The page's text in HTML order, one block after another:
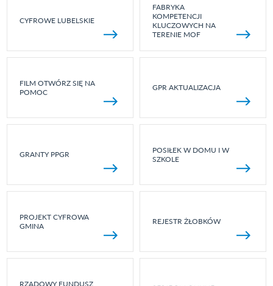
CYFROWE LUBELSKIE
FABRYKA
KOMPETENCJI
KLUCZOWYCH NA
TERENIE MOF
FILM OTWÓRZ SIĘ NA
POMOC
GPR AKTUALIZACJA
GRANTY PPGR
POSIŁEK W DOMU I W
SZKOLE
PROJEKT CYFROWA
GMINA
REJESTR ŻŁOBKÓW
RZĄDOWY FUNDUSZ